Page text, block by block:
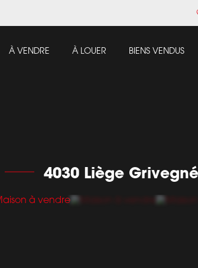
À VENDRE À LOUER BIENS VENDUS
4030 Liège